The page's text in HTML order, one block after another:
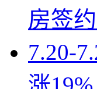
房签
7.20-